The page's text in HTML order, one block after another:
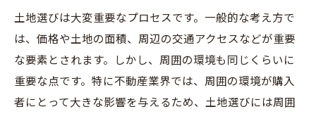
土地選びは大変重要なプロセスです。一般的な考え方で
は、価格や土地の面積、周辺の交通アクセスなどが重要
な要素とされます。しかし、周囲の環境も同じくらいに
重要な点です。特に不動産業界では、周囲の環境が購入
者にとって大きな影響を与えるため、土地選びには周囲